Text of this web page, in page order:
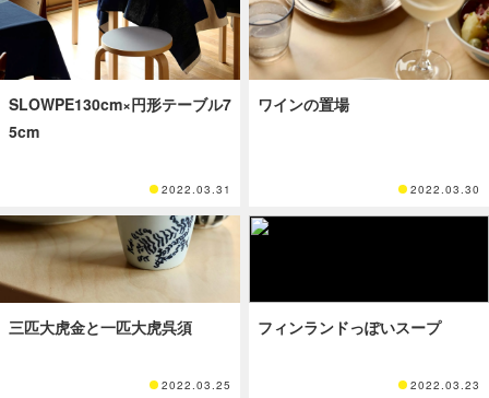
SLOWPE130cm×円形テーブル7
5cm
2022.03.31
ワインの置場
2022.03.30
三匹大虎金と一匹大虎呉須
2022.03.25
フィンランドっぽいスープ
2022.03.23